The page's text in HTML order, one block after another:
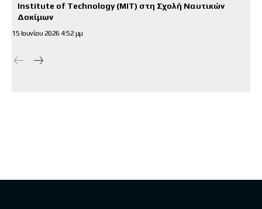
Institute of Technology (MIT) στη Σχολή Ναυτικών
Δοκίμων
15 Ιουνίου 2026 4:52 μμ